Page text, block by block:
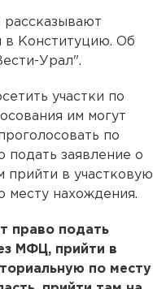
рассказывают
в Конституцию. Об
Урал".
участки по
им могут
по
подать заявление о
прийти в участковую
месту нахождения.
право подать
МФЦ, прийти в
по месту